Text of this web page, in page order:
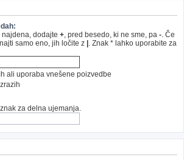
dodajte + , pred besedo, ki ne sme, pa - . Če
samo eno, jih ločite z | . Znak * lahko uporabite za
ali uporaba vnešene poizvedbe
za delna ujemanja.